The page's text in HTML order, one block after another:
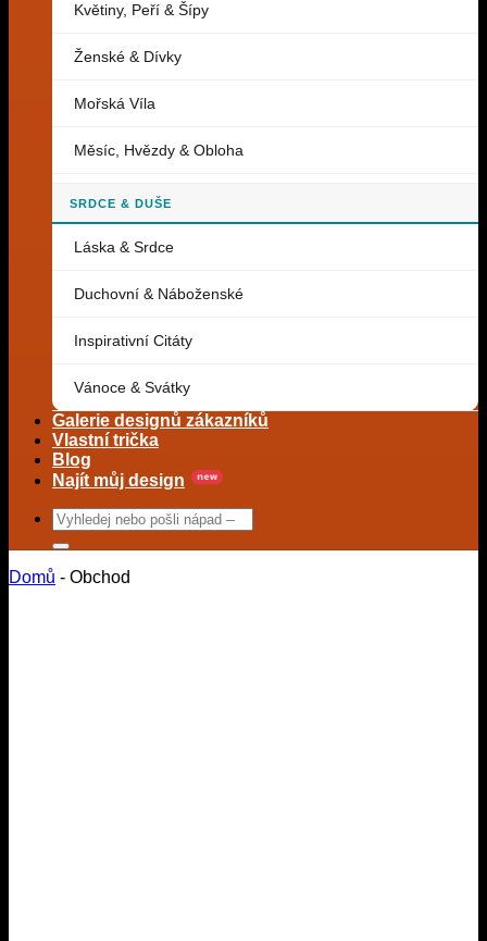
Květiny, Peří & Šípy
Ženské & Dívky
Mořská Víla
Měsíc, Hvězdy & Obloha
SRDCE & DUŠE
Láska & Srdce
Duchovní & Náboženské
Inspirativní Citáty
Vánoce & Svátky
Galerie designů zákazníků
Vlastní trička
Blog
Najít můj design
Hledat:
Domů - Obchod